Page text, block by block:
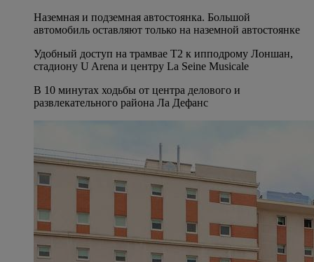
Наземная и подземная автостоянка. Большой
автомобиль оставляют только на наземной автостоянке
Удобный доступ на трамвае T2 к ипподрому Лоншан,
стадиону U Arena и центру La Seine Musicale
В 10 минутах ходьбы от центра делового и
развлекательного района Ла Дефанс